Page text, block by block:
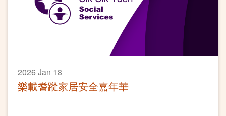
2026 Jan 18
樂載耆蹤家居安全嘉年華